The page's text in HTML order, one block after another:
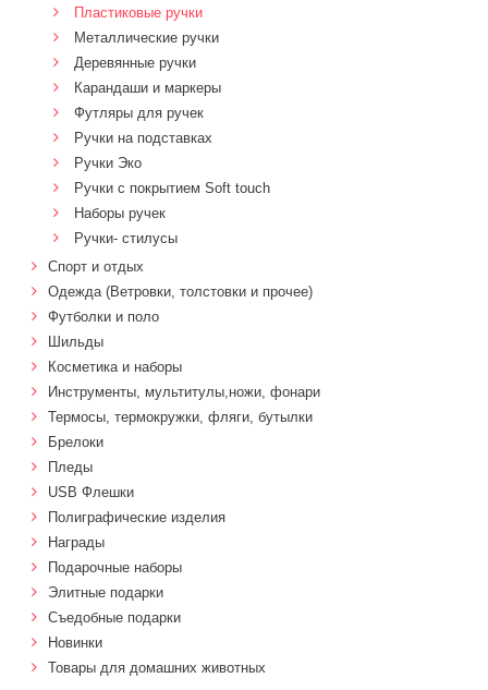
Пластиковые ручки
Металлические ручки
Деревянные ручки
Карандаши и маркеры
Футляры для ручек
Ручки на подставках
Ручки Эко
Ручки с покрытием Soft touch
Наборы ручек
Ручки- стилусы
Спорт и отдых
Одежда (Ветровки, толстовки и прочее)
Футболки и поло
Шильды
Косметика и наборы
Инструменты, мультитулы,ножи, фонари
Термосы, термокружки, фляги, бутылки
Брелоки
Пледы
USB Флешки
Полиграфические изделия
Награды
Подарочные наборы
Элитные подарки
Cъедобные подарки
Новинки
Товары для домашних животных